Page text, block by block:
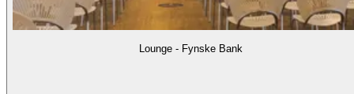
Lounge - Fynske Bank